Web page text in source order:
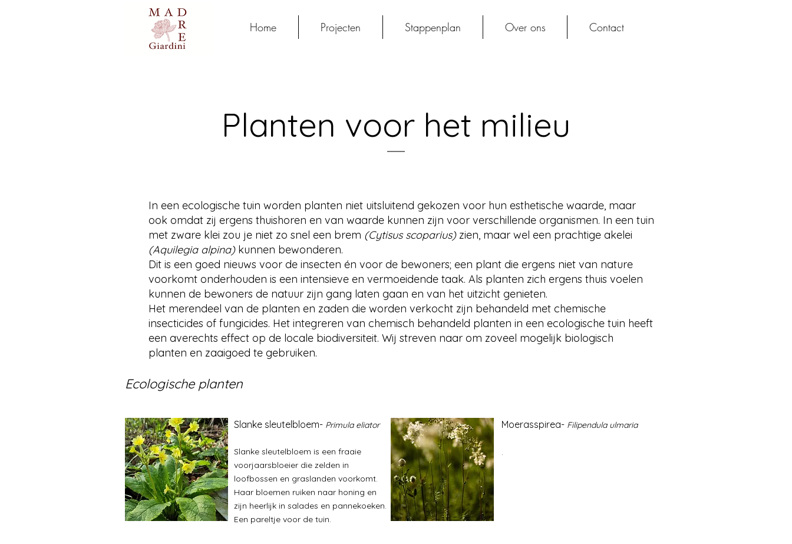
Home Projecten Stappenplan Over ons Contact
Planten voor het milieu
In een ecologische tuin worden planten niet uitsluitend gekozen voor hun esthetische waarde, maar
ook omdat zij ergens thuishoren en van waarde kunnen zijn voor verschillende organismen. In een tuin
met zware klei zou je niet zo snel een brem (Cytisus scoparius)zien, maar wel een prachtige akelei
(Aquilegia alpina) kunnen bewonderen.
Dit is een goed nieuws voor de insecten én voor de bewoners; een plant die ergens niet van nature
voorkomt onderhouden is een intensieve en vermoeidende taak. Als planten zich ergens thuis voelen
kunnen de bewoners de natuur zijn gang laten gaan en van het uitzicht genieten.
Het merendeel van de planten en zaden die worden verkocht zijn behandeld met chemische
insecticides of fungicides. Het integreren van chemisch behandeld planten in een ecologische tuin heeft
een averechts effect op de locale biodiversiteit. Wij streven naar om zoveel mogelijk biologisch
planten en zaaigoed te gebruiken.
Ecologische planten
Slanke sleutelbloem- Primula eliator
Slanke sleutelbloem is een fraaie
voorjaarsbloeier die zelden in
loofbossen en graslanden voorkomt.
Haar bloemen ruiken naar honing en
zijn heerlijk in salades en pannekoeken.
Een pareltje voor de tuin.
Moerasspirea- Filipendula ulmaria
.